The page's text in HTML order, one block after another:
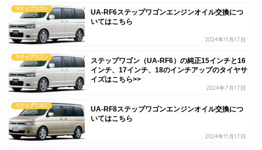
ステップワゴン
UA-RF6ステップワゴンエンジンオイル交換につ
いてはこちら
2024年11月17日
ステップワゴン
ステップワゴン（UA-RF6）の純正15インチと16
インチ、17インチ、18のインチアップのタイヤサ
イズはこちら>>
2024年7月17日
ステップワゴン
UA-RF8ステップワゴンエンジンオイル交換につ
いてはこちら
2024年11月17日